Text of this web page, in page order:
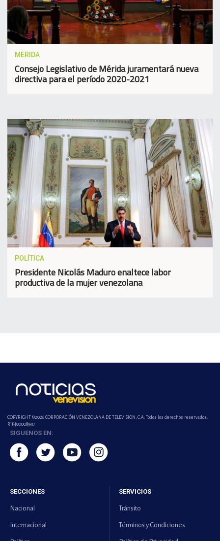
MERIDA
Consejo Legislativo de Mérida juramentará nueva
directiva para el período 2020-2021
POLÍTICA
Presidente Nicolás Maduro enaltece labor
productiva de la mujer venezolana
COPYRIGHT ©2026 CORPORACIÓN VENEZOLANA DE TELEVISION, C.A. Todos los derechos reservados.
Rif-j000089337
SIGUENOS EN:
SECCIONES
Nacional
Internacional
SERVICIOS
Tránsito
Términos y Condiciones